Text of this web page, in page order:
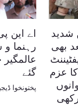
شدید
بھی
عزم
اے این
رہنما و
عالمگیر
گئے
پختونخوا